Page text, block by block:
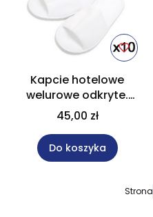
Kapcie hotelowe
welurowe odkryte.
CENA ZA 10 PAR.
45,00 zł
Do koszyka
Strona